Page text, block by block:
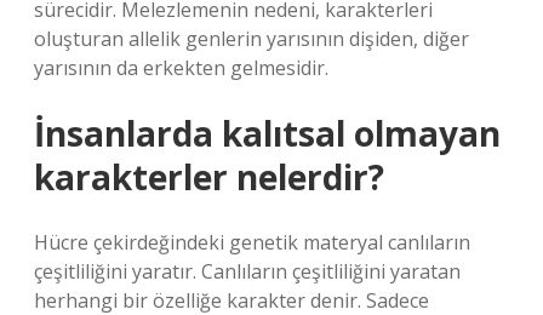
sürecidir. Melezlemenin nedeni, karakterleri
oluşturan allelik genlerin yarısının dişiden, diğer
yarısının da erkekten gelmesidir.
İnsanlarda kalıtsal olmayan
karakterler nelerdir?
Hücre çekirdeğindeki genetik materyal canlıların
çeşitliliğini yaratır. Canlıların çeşitliliğini yaratan
herhangi bir özelliğe karakter denir. Sadece